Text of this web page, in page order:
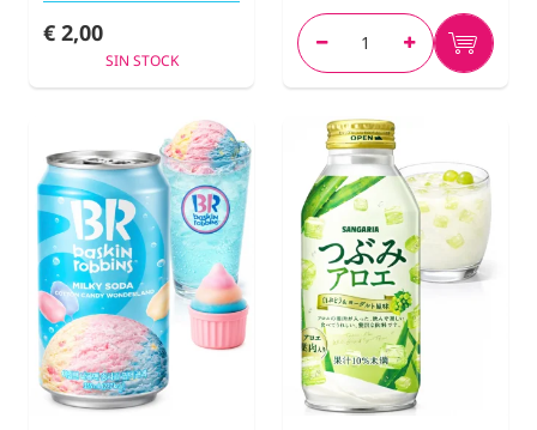
€ 2,00
SIN STOCK